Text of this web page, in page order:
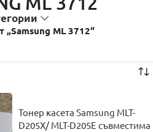
„Samsung ML 3712“
Тонер касета Samsung MLT-
D205X/ MLT-D205E съвместима